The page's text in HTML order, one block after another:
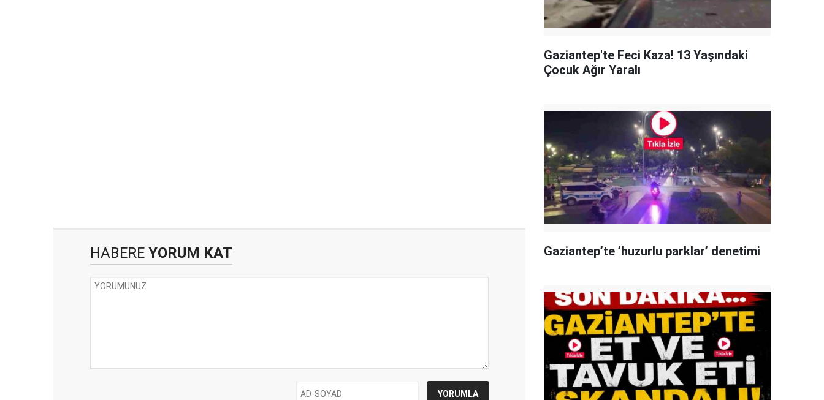
HABERE YORUM KAT
Gaziantep'te Feci Kaza! 13 Yaşındaki
Çocuk Ağır Yaralı
Gaziantep’te ’huzurlu parklar’ denetimi